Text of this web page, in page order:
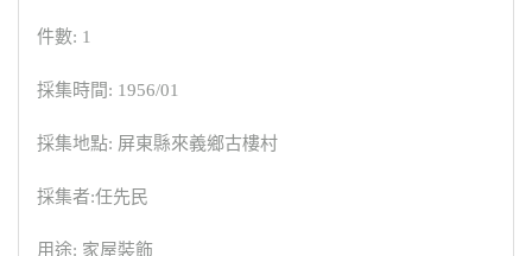
件數: 1
採集時間: 1956/01
採集地點: 屏東縣來義鄉古樓村
採集者:任先民
用途: 家屋裝飾